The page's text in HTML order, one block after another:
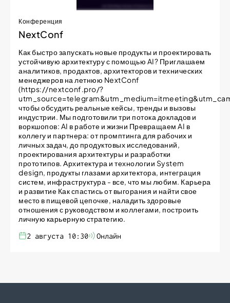
Конференция
NextConf
Как быстро запускать новые продукты и проектировать
устойчивую архитектуру с помощью AI? Приглашаем
аналитиков, продактов, архитекторов и технических
менеджеров на летнюю NextConf
(https://nextconf.pro/?
чтобы обсудить реальные кейсы, тренды и вызовы
индустрии. Мы подготовили три потока докладов и
воркшопов: AI в работе и жизни Превращаем AI в
коллегу и партнера: от промптинга для рабочих и
личных задач, до продуктовых исследований,
проектирования архитектуры и разработки
прототипов. Архитектура и технологии System
design, продукты глазами архитектора, интеграция
систем, инфраструктура - все, что мы любим. Карьера
и развитие Как спастись от выгорания и найти свое
место в пищевой цепочке, наладить здоровые
отношения с руководством и коллегами, построить
личную карьерную стратегию.
2 августа 10:30
Онлайн